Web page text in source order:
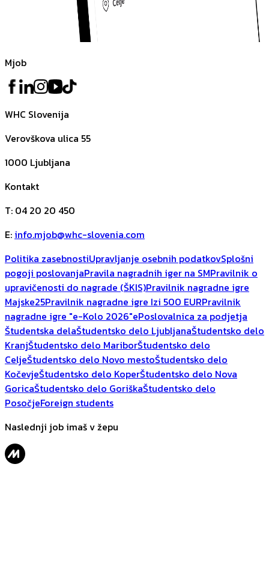
Mjob
WHC Slovenija
Verovškova ulica 55
1000 Ljubljana
Kontakt
T: 04 20 20 450
E: info.mjob@whc-slovenia.com
Politika zasebnostiUpravljanje osebnih podatkovSplošni
pogoji poslovanjaPravila nagradnih iger na SMPravilnik o
upravičenosti do nagrade (ŠKIS)Pravilnik nagradne igre
Majske25Pravilnik nagradne igre Izi 500 EURPravilnik
nagradne igre "e-Kolo 2026"ePoslovalnica za podjetja
Študentska delaŠtudentsko delo LjubljanaŠtudentsko delo
KranjŠtudentsko delo MariborŠtudentsko delo
CeljeŠtudentsko delo Novo mestoŠtudentsko delo
KočevjeŠtudentsko delo KoperŠtudentsko delo Nova
GoricaŠtudentsko delo GoriškaŠtudentsko delo
PosočjeForeign students
Naslednji job imaš v žepu